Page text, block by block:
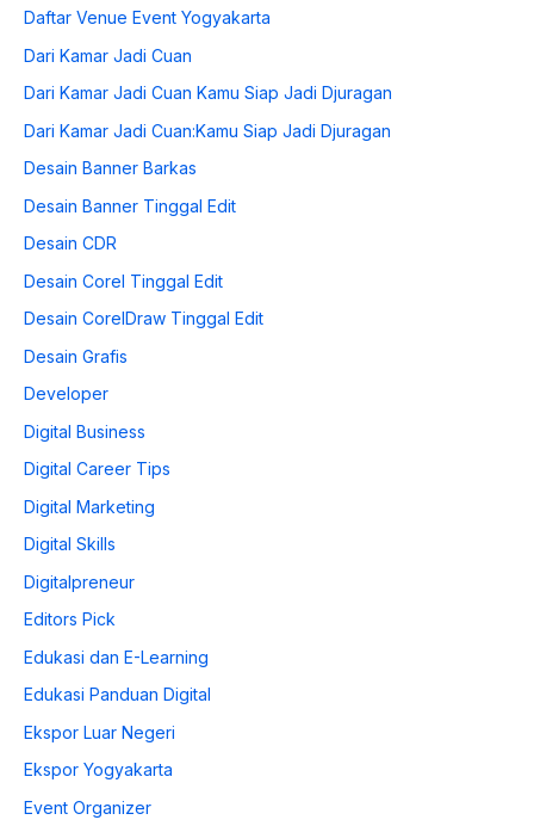
Daftar Venue Event Yogyakarta
Dari Kamar Jadi Cuan
Dari Kamar Jadi Cuan Kamu Siap Jadi Djuragan
Dari Kamar Jadi Cuan:Kamu Siap Jadi Djuragan
Desain Banner Barkas
Desain Banner Tinggal Edit
Desain CDR
Desain Corel Tinggal Edit
Desain CorelDraw Tinggal Edit
Desain Grafis
Developer
Digital Business
Digital Career Tips
Digital Marketing
Digital Skills
Digitalpreneur
Editors Pick
Edukasi dan E-Learning
Edukasi Panduan Digital
Ekspor Luar Negeri
Ekspor Yogyakarta
Event Organizer